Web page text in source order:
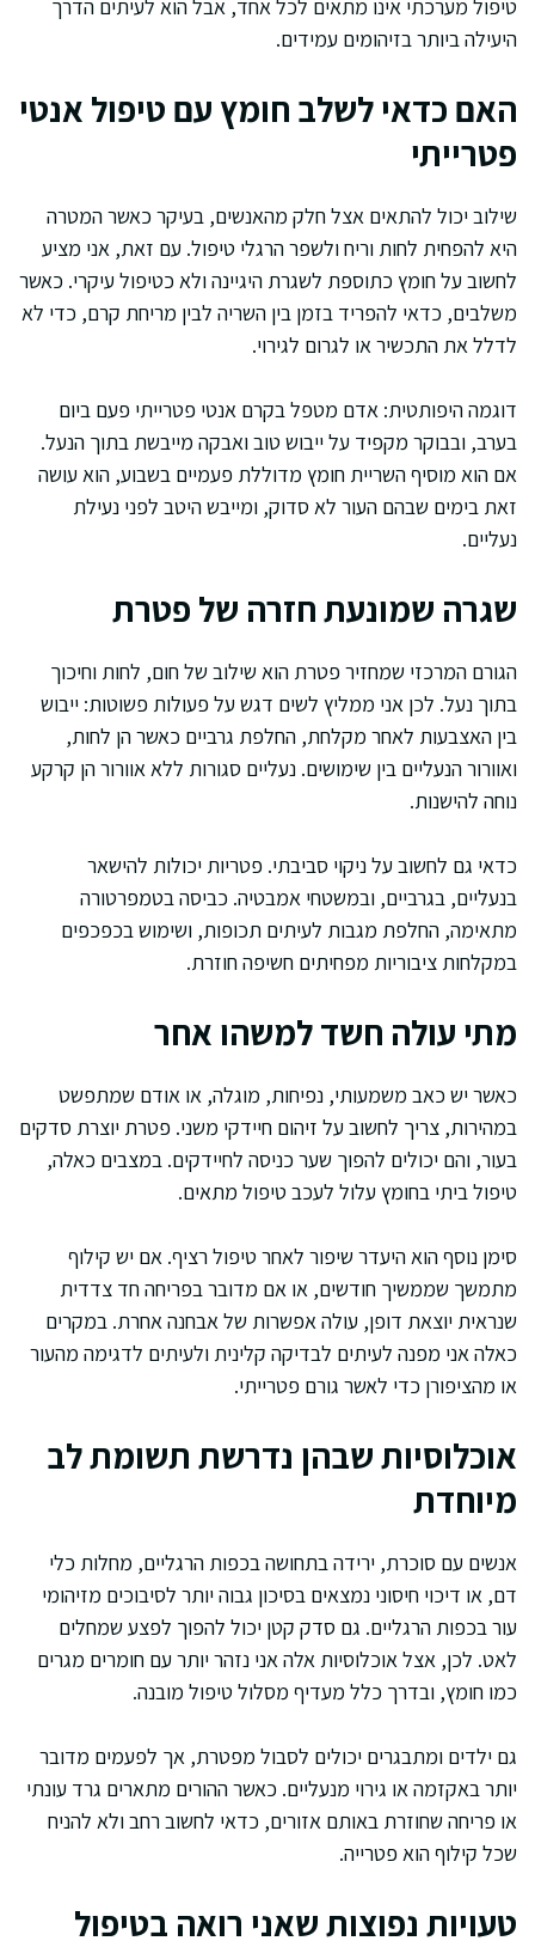
טיפול מערכתי אינו מתאים לכל אחד, אבל הוא לעיתים הדרך
היעילה ביותר בזיהומים עמידים.
האם כדאי לשלב חומץ עם טיפול אנטי
פטרייתי
שילוב יכול להתאים אצל חלק מהאנשים, בעיקר כאשר המטרה
היא להפחית לחות וריח ולשפר הרגלי טיפול. עם זאת, אני מציע
לחשוב על חומץ כתוספת לשגרת היגיינה ולא כטיפול עיקרי. כאשר
משלבים, כדאי להפריד בזמן בין השריה לבין מריחת קרם, כדי לא
לדלל את התכשיר או לגרום לגירוי.
דוגמה היפותטית: אדם מטפל בקרם אנטי פטרייתי פעם ביום
בערב, ובבוקר מקפיד על ייבוש טוב ואבקה מייבשת בתוך הנעל.
אם הוא מוסיף השריית חומץ מדוללת פעמיים בשבוע, הוא עושה
זאת בימים שבהם העור לא סדוק, ומייבש היטב לפני נעילת
נעליים.
שגרה שמונעת חזרה של פטרת
הגורם המרכזי שמחזיר פטרת הוא שילוב של חום, לחות וחיכוך
בתוך נעל. לכן אני ממליץ לשים דגש על פעולות פשוטות: ייבוש
בין האצבעות לאחר מקלחת, החלפת גרביים כאשר הן לחות,
ואוורור הנעליים בין שימושים. נעליים סגורות ללא אוורור הן קרקע
נוחה להישנות.
כדאי גם לחשוב על ניקוי סביבתי. פטריות יכולות להישאר
בנעליים, בגרביים, ובמשטחי אמבטיה. כביסה בטמפרטורה
מתאימה, החלפת מגבות לעיתים תכופות, ושימוש בכפכפים
במקלחות ציבוריות מפחיתים חשיפה חוזרת.
מתי עולה חשד למשהו אחר
כאשר יש כאב משמעותי, נפיחות, מוגלה, או אודם שמתפשט
במהירות, צריך לחשוב על זיהום חיידקי משני. פטרת יוצרת סדקים
בעור, והם יכולים להפוך שער כניסה לחיידקים. במצבים כאלה,
טיפול ביתי בחומץ עלול לעכב טיפול מתאים.
סימן נוסף הוא היעדר שיפור לאחר טיפול רציף. אם יש קילוף
מתמשך שממשיך חודשים, או אם מדובר בפריחה חד צדדית
שנראית יוצאת דופן, עולה אפשרות של אבחנה אחרת. במקרים
כאלה אני מפנה לעיתים לבדיקה קלינית ולעיתים לדגימה מהעור
או מהציפורן כדי לאשר גורם פטרייתי.
אוכלוסיות שבהן נדרשת תשומת לב
מיוחדת
אנשים עם סוכרת, ירידה בתחושה בכפות הרגליים, מחלות כלי
דם, או דיכוי חיסוני נמצאים בסיכון גבוה יותר לסיבוכים מזיהומי
עור בכפות הרגליים. גם סדק קטן יכול להפוך לפצע שמחלים
לאט. לכן, אצל אוכלוסיות אלה אני נזהר יותר עם חומרים מגרים
כמו חומץ, ובדרך כלל מעדיף מסלול טיפול מובנה.
גם ילדים ומתבגרים יכולים לסבול מפטרת, אך לפעמים מדובר
יותר באקזמה או גירוי מנעליים. כאשר ההורים מתארים גרד עונתי
או פריחה שחוזרת באותם אזורים, כדאי לחשוב רחב ולא להניח
שכל קילוף הוא פטרייה.
טעויות נפוצות שאני רואה בטיפול